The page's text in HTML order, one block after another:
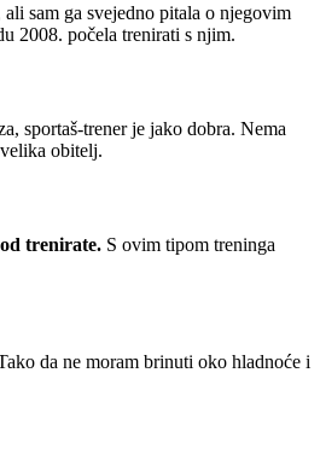
sam ga svejedno pitala o njegovim
2008. počela trenirati s njim.
sportaš-trener je jako dobra. Nema
obitelj.
trenirate. S ovim tipom treninga
da ne moram brinuti oko hladnoće i